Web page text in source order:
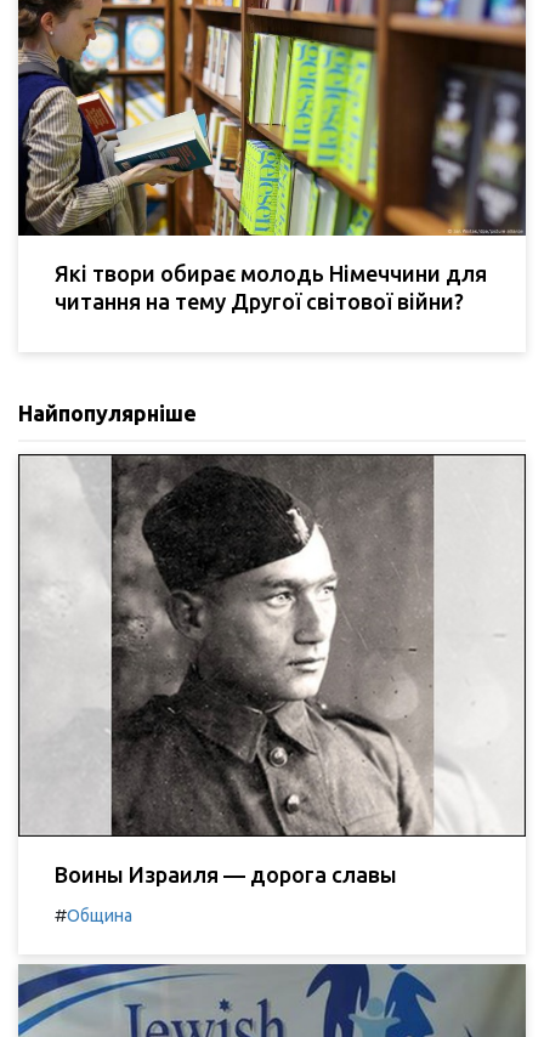
Які твори обирає молодь Німеччини для
читання на тему Другої світової війни?
Найпопулярніше
Воины Израиля — дорога славы
#Община